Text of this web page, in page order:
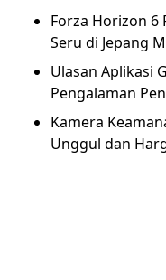
Forza Horizon 6
Seru di Jepang
Ulasan Aplikasi
Pengalaman
Kamera
Unggul dan